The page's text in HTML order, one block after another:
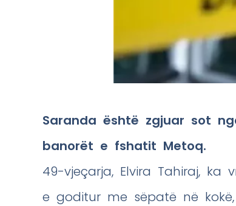
Saranda është zgjuar sot
banorët e fshatit Metoq.
49-vjeçarja, Elvira Tahiraj, ka
e goditur me sëpatë në